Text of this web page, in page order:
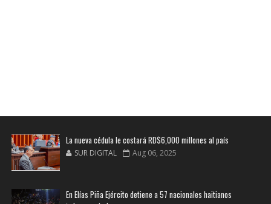
La nueva cédula le costará RD$6,000 millones al país
SUR DIGITAL Aug 06, 2025
En Elías Piña Ejército detiene a 57 nacionales haitianos